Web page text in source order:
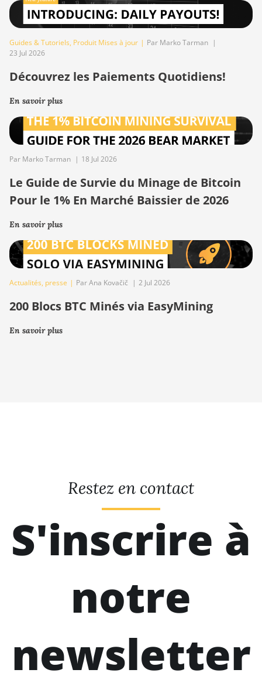
Guides & Tutoriels, Produit Mises à jour | Par Marko Tarman |
23 Jul 2026
Découvrez les Paiements Quotidiens!
En savoir plus
Par Marko Tarman | 18 Jul 2026
Le Guide de Survie du Minage de Bitcoin
Pour le 1% En Marché Baissier de 2026
En savoir plus
Actualités, presse | Par Ana Kovačič | 2 Jul 2026
200 Blocs BTC Minés via EasyMining
En savoir plus
Restez en contact
S'inscrire à
notre
newsletter